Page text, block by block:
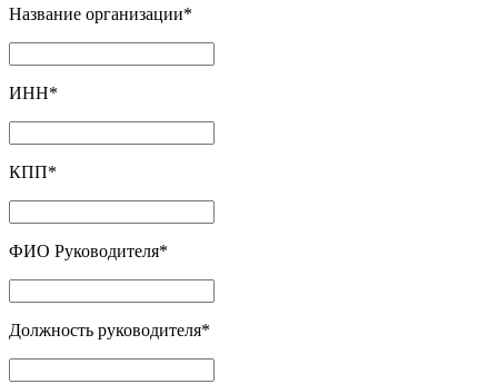
Название организации*
ИНН*
КПП*
ФИО Руководителя*
Должность руководителя*